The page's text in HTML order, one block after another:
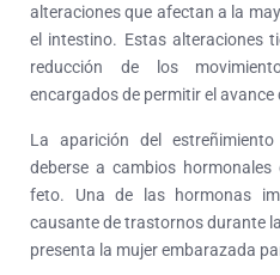
alteraciones que afectan a la
el intestino. Estas alteraciones
reducción de los
encargados de permitir el avance
La aparición del
deberse a cambios
feto. Una de las hormonas
causante de trastornos durante
presenta la mujer embarazada